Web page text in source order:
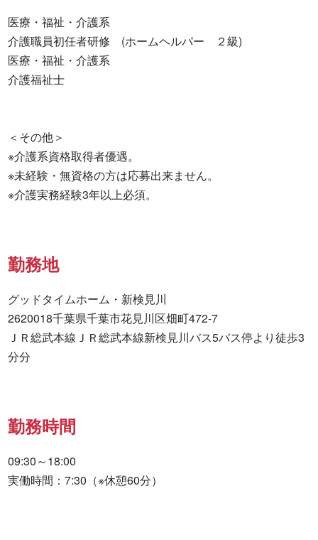
医療・福祉・介護系
介護職員初任者研修　(ホームヘルパー　２級)
医療・福祉・介護系
介護福祉士
＜その他＞
※介護系資格取得者優遇。
※未経験・無資格の方は応募出来ません。
※介護実務経験3年以上必須。
勤務地
グッドタイムホーム・新検見川
2620018千葉県千葉市花見川区畑町472-7
ＪＲ総武本線ＪＲ総武本線新検見川バス5バス停より徒歩3
分分
勤務時間
09:30～18:00
実働時間：7:30（※休憩60分）